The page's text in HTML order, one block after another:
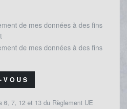
de mes données à des fins
de mes données à des fins
6, 7, 12 et 13 du Règlement UE